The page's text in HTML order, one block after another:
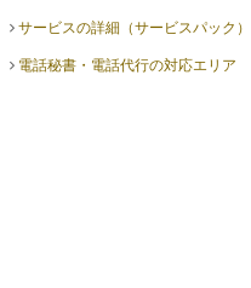
サービスの詳細（サービスパック）
電話秘書・電話代行の対応エリア